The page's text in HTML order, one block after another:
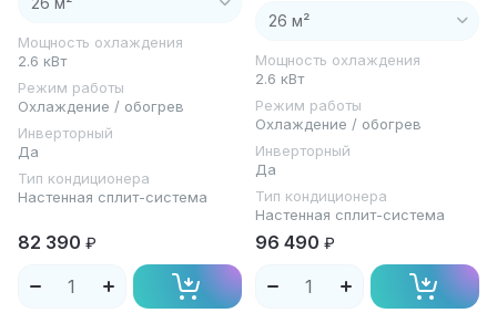
Мощность охлаждения
2.6 кВт
Режим работы
Охлаждение / обогрев
Инверторный
Да
Тип кондиционера
Настенная сплит-система
82 390 ₽
Мощность охлаждения
2.6 кВт
Режим работы
Охлаждение / обогрев
Инверторный
Да
Тип кондиционера
Настенная сплит-система
96 490 ₽